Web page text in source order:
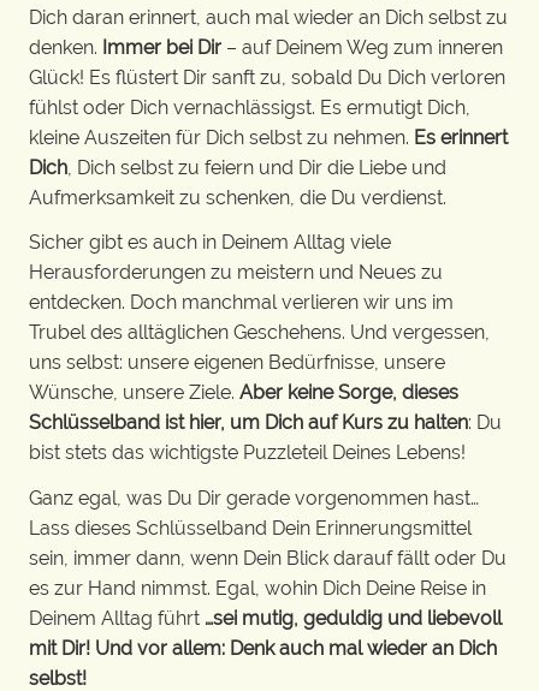
Dich daran erinnert, auch mal wieder an Dich selbst zu
denken. Immer bei Dir – auf Deinem Weg zum inneren
Glück! Es flüstert Dir sanft zu, sobald Du Dich verloren
fühlst oder Dich vernachlässigst. Es ermutigt Dich,
kleine Auszeiten für Dich selbst zu nehmen. Es erinnert
Dich , Dich selbst zu feiern und Dir die Liebe und
Aufmerksamkeit zu schenken, die Du verdienst.
Sicher gibt es auch in Deinem Alltag viele
Herausforderungen zu meistern und Neues zu
entdecken. Doch manchmal verlieren wir uns im
Trubel des alltäglichen Geschehens. Und vergessen,
uns selbst: unsere eigenen Bedürfnisse, unsere
Wünsche, unsere Ziele. Aber keine Sorge, dieses
Schlüsselband ist hier, um Dich auf Kurs zu halten: Du
bist stets das wichtigste Puzzleteil Deines Lebens!
Ganz egal, was Du Dir gerade vorgenommen hast…
Lass dieses Schlüsselband Dein Erinnerungsmittel
sein, immer dann, wenn Dein Blick darauf fällt oder Du
es zur Hand nimmst. Egal, wohin Dich Deine Reise in
Deinem Alltag führt …sei mutig, geduldig und liebevoll
mit Dir! Und vor allem: Denk auch mal wieder an Dich
selbst!